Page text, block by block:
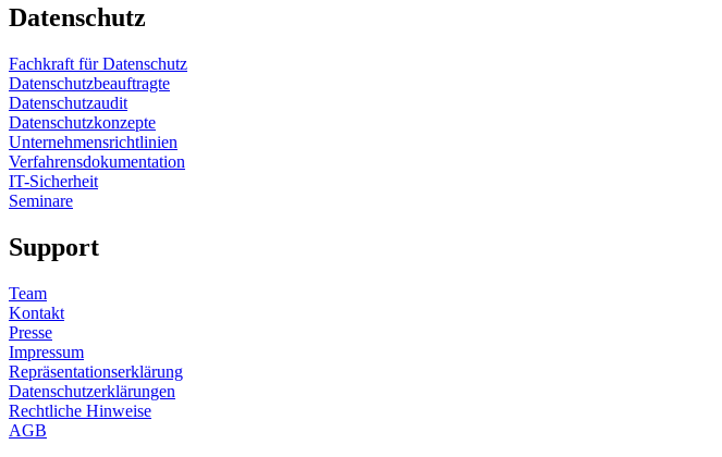
Datenschutz
Fachkraft für Datenschutz
Datenschutzbeauftragte
Datenschutzaudit
Datenschutzkonzepte
Unternehmensrichtlinien
Verfahrensdokumentation
IT-Sicherheit
Seminare
Support
Team
Kontakt
Presse
Impressum
Repräsentationserklärung
Datenschutzerklärungen
Rechtliche Hinweise
AGB